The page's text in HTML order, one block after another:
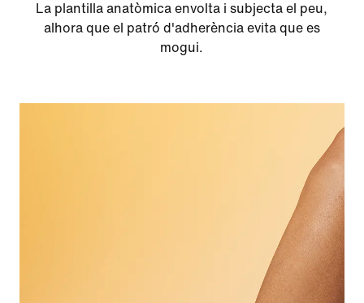
La plantilla anatòmica envolta i subjecta el peu,
alhora que el patró d'adherència evita que es
mogui.